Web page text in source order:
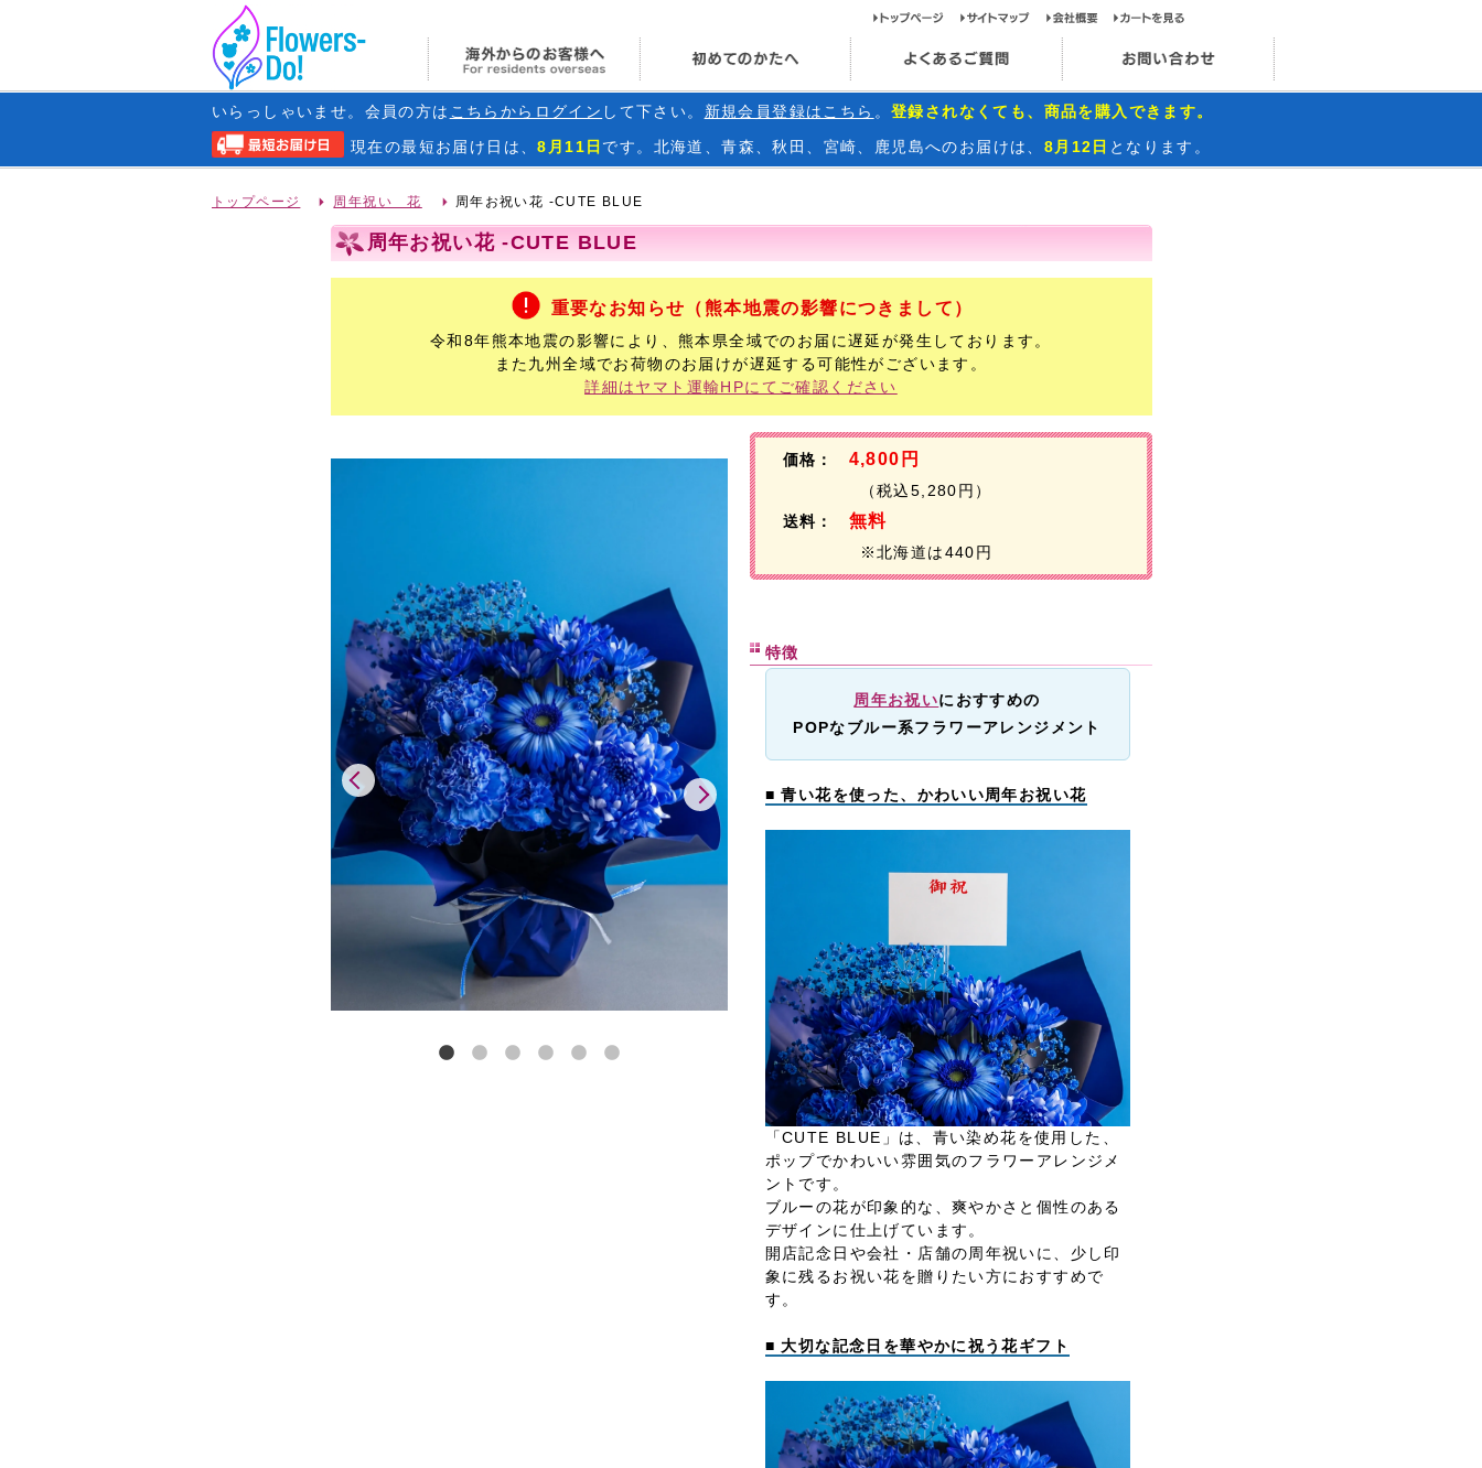
トップページサイトマップ会社概要
お問い合わせ
海外からのお客様へ 初めてのかたへ よくあるご質問 お問い合わせ
いらっしゃいませ。会員の方は こちらからログイン して下さい。 新規会員登録はこちら 。登録されなくても、商品を購入できます。
現在の最短お届け日 は、8月11日 です。北海道、青森、秋田、宮崎、鹿児島へのお届けは、 8月12日 となります。
トップページ 周年祝い 花 周年お祝い花 -CUTE BLUE
周年お祝い花 -CUTE BLUE
重要なお知らせ（熊本地震の影響につきまして）
令和8年熊本地震の影響により、熊本県全域でのお届に遅延が発生しております。
また九州全域でお荷物のお届けが遅延する可能性がございます。
詳細はヤマト運輸HPにてご確認ください
価格： 4,800円
（税込5,280円）
送料：
無料
※北海道は440円
特徴
周年お祝いにおすすめの
POPなブルー系フラワーアレンジメント
■ 青い花を使った、かわいい周年お祝い花
「CUTE BLUE」は、青い染め花を使用した、
ポップでかわいい雰囲気のフラワーアレンジメ
ントです。
ブルーの花が印象的な、爽やかさと個性のある
デザインに仕上げています。
開店記念日や会社・店舗の周年祝いに、少し印
象に残るお祝い花を贈りたい方におすすめで
す。
■ 大切な記念日を華やかに祝う花ギフト